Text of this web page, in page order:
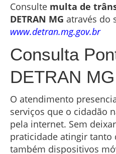
Consulte multa de
DETRAN MG através do
www.detran.mg.gov.br
Consulta
DETRAN MG
O atendimento
serviços que o cidadão
pela internet. Sem
praticidade atingir tanto
também dispositivos